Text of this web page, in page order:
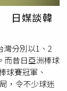
人還有人可以
也有網友認
蠻久的
論吧」、「她
家去攻擊嗎？
掉」。
日媒談韓
灣分別以1、2
而昔日亞洲棒球
球賽冠軍、
，令不少球迷